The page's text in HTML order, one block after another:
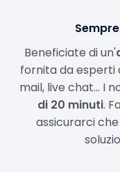
Beneficiate di un'
fornita da esperti
mail, live chat... I
di 20 minuti.
assicurarci